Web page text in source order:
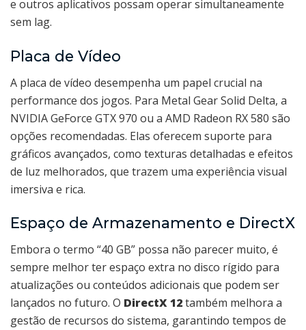
e outros aplicativos possam operar simultaneamente
sem lag.
Placa de Vídeo
A placa de vídeo desempenha um papel crucial na
performance dos jogos. Para Metal Gear Solid Delta, a
NVIDIA GeForce GTX 970 ou a AMD Radeon RX 580 são
opções recomendadas. Elas oferecem suporte para
gráficos avançados, como texturas detalhadas e efeitos
de luz melhorados, que trazem uma experiência visual
imersiva e rica.
Espaço de Armazenamento e DirectX
Embora o termo “40 GB” possa não parecer muito, é
sempre melhor ter espaço extra no disco rígido para
atualizações ou conteúdos adicionais que podem ser
lançados no futuro. O DirectX 12também melhora a
gestão de recursos do sistema, garantindo tempos de